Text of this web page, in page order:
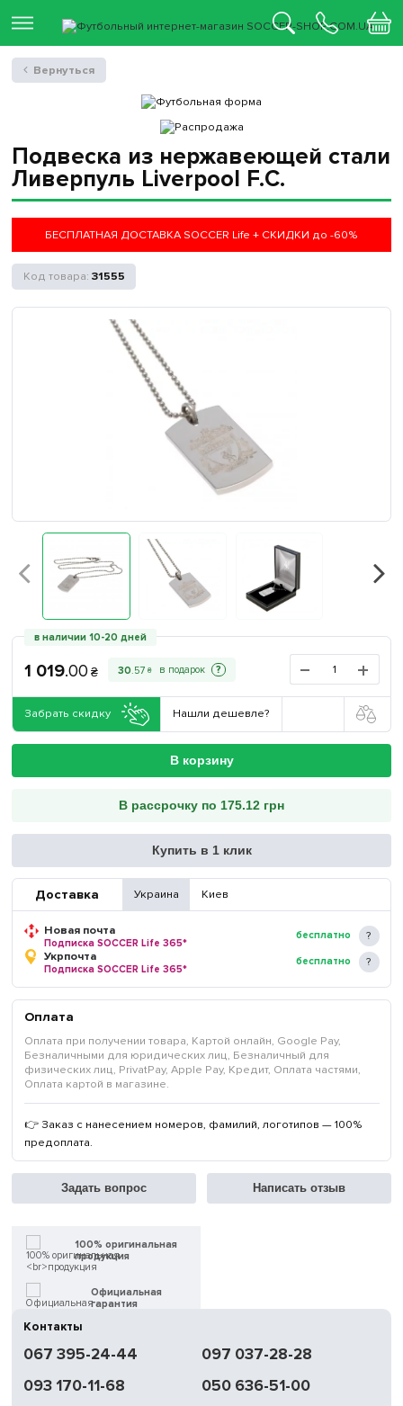
Подвеска из нержавеющей стали
Ливерпуль Liverpool F.C.
БЕСПЛАТНАЯ ДОСТАВКА SOCCER Life + СКИДКИ до -60%
31555
в наличии 10-20 дней
1 019.00 ₴ 30.57 ₴ ?
Забрать скидку Нашли дешевле?
В корзину
В рассрочку по 175.12 грн
Купить в 1 клик
Доставка Украина Киев
Новая почта
Подписка SOCCER Life 365*
бесплатно
Укрпочта
Подписка SOCCER Life 365*
бесплатно
Оплата
Оплата при получении товара, Картой онлайн, Google Pay,
Безналичными для юридических лиц, Безналичный для
физических лиц, PrivatPay, Apple Pay, Кредит, Оплата частями,
Оплата картой в магазине.
👉 Заказ с нанесением номеров, фамилий, логотипов — 100%
предоплата.
Задать вопрос Написать отзыв
100% оригинальная
продукция
Официальная
гарантия
доставка
Обмен | Возвращение
Контакты
067 395-24-44
097 037-28-28
093 170-11-68
050 636-51-00
Вернуться